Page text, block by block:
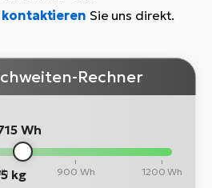
kontaktieren Sie uns direkt.
Rechner
Wh
900 Wh 1200 Wh
kg